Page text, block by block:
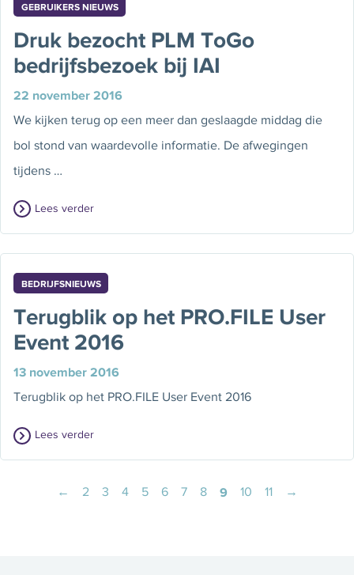
GEBRUIKERS NIEUWS
Druk bezocht PLM ToGo
bedrijfsbezoek bij IAI
22 november 2016
We kijken terug op een meer dan geslaagde middag die
bol stond van waardevolle informatie. De afwegingen
tijdens …
Lees verder
BEDRIJFSNIEUWS
Terugblik op het PRO.FILE User
Event 2016
13 november 2016
Terugblik op het PRO.FILE User Event 2016
Lees verder
← 2 3 4 5 6 7 8 9 10 11 →